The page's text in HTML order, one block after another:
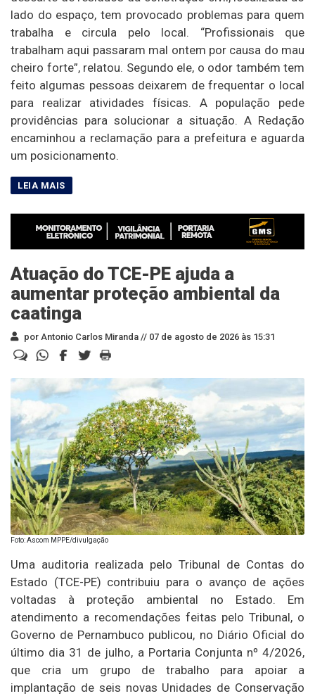
lado do espaço, tem provocado problemas para quem
trabalha e circula pelo local. “Profissionais que
trabalham aqui passaram mal ontem por causa do mau
cheiro forte”, relatou. Segundo ele, o odor também tem
feito algumas pessoas deixarem de frequentar o local
para realizar atividades físicas. A população pede
providências para solucionar a situação. A Redação
encaminhou a reclamação para a prefeitura e aguarda
um posicionamento.
Atuação do TCE-PE ajuda a
aumentar proteção ambiental da
caatinga
por Antonio Carlos Miranda // 07 de agosto de 2026 às 15:31
Foto: Ascom MPPE/divulgação
Uma auditoria realizada pelo Tribunal de Contas do
Estado (TCE-PE) contribuiu para o avanço de ações
voltadas à proteção ambiental no Estado. Em
atendimento a recomendações feitas pelo Tribunal, o
Governo de Pernambuco publicou, no Diário Oficial do
último dia 31 de julho, a Portaria Conjunta nº 4/2026,
que cria um grupo de trabalho para apoiar a
implantação de seis novas Unidades de Conservação